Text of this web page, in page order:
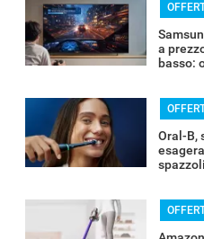
a
basso:
Oral-B,